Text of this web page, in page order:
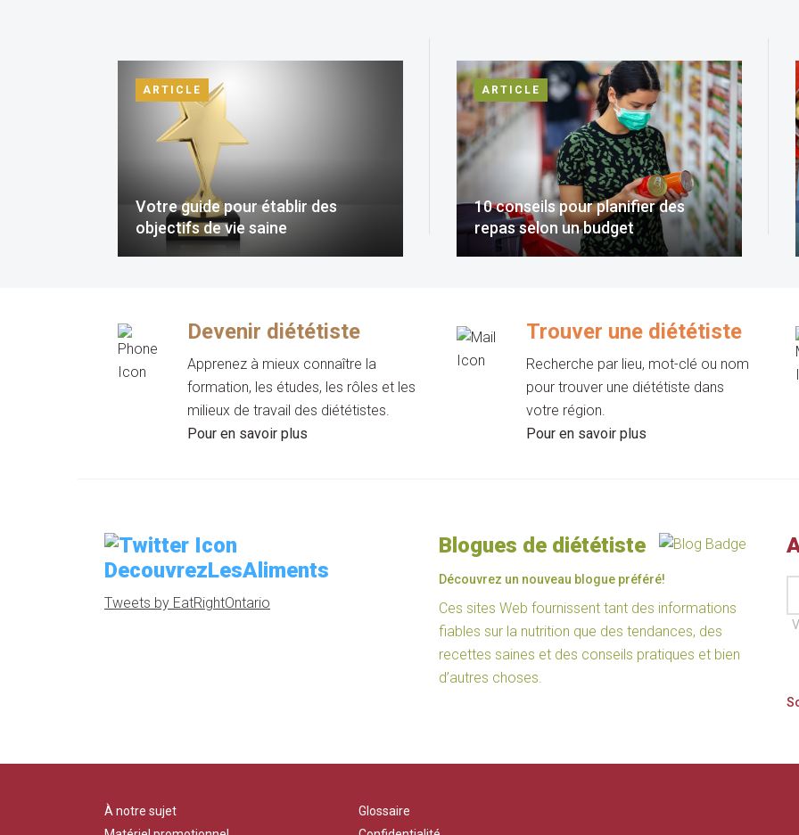
ARTICLE
Votre guide pour établir des
objectifs de vie saine
ARTICLE
10 conseils pour planifier des
repas selon un budget
Devenir diététiste
Apprenez à mieux connaître la
formation, les études, les rôles et les
milieux de travail des diététistes.
Pour en savoir plus
Trouver une diététiste
Recherche par lieu, mot-clé ou nom
pour trouver une diététiste dans
votre région.
Pour en savoir plus
DecouvrezLesAliments
Tweets by EatRightOntario
Blogues de diététiste
Découvrez un nouveau blogue préféré!
Ces sites Web fournissent tant des informations
fiables sur la nutrition que des tendances, des
recettes saines et des conseils pratiques et bien
d’autres choses.
À notre sujet
Glossaire